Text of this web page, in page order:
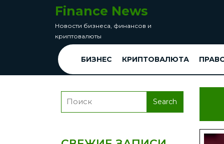
Finance News
Новости бизнеса, финансов и
криптовалюты
БИЗНЕС КРИПТОВАЛЮТА
Search